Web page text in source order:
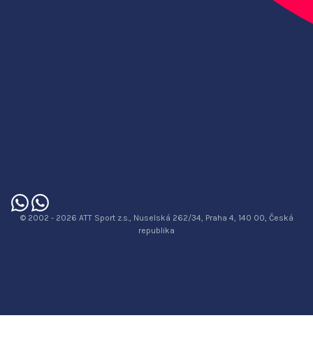
© 2002 - 2026 ATT Sport z.s., Nuselská 262/34, Praha 4, 140 00, Česká
republika